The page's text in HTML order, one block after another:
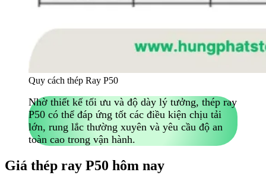
Quy cách thép Ray P50
Nhờ thiết kế tối ưu và độ dày lý tưởng, thép ray
P50 có thể đáp ứng tốt các điều kiện chịu tải
lớn, rung lắc thường xuyên và yêu cầu độ an
toàn cao trong vận hành.
Giá thép ray P50 hôm nay